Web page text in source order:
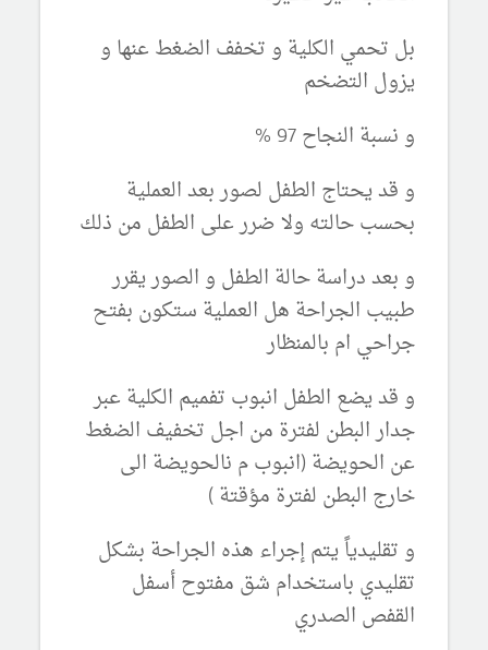
بل تحمي الكلية و تخفف الضغط عنها و
يزول التضخم
و نسبة النجاح 97 %
و قد يحتاج الطفل لصور بعد العملية
بحسب حالته ولا ضرر على الطفل من ذلك
و بعد دراسة حالة الطفل و الصور يقرر
طبيب الجراحة هل العملية ستكون بفتح
جراحي ام بالمنظار
و قد يضع الطفل انبوب تفميم الكلية عبر
جدار البطن لفترة من اجل تخفيف الضغط
عن الحويضة (انبوب م نالحويضة الى
خارج البطن لفترة مؤقتة )
و تقليدياً يتم إجراء هذه الجراحة بشكل
تقليدي باستخدام شق مفتوح أسفل
القفص الصدري